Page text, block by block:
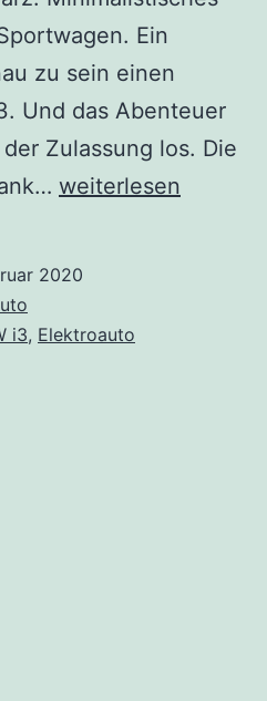
Ein
zu sein einen
Und das Abenteuer
Zulassung los. Die
Die
Mobilität:
weiterlesen
2020
i3, Elektroauto